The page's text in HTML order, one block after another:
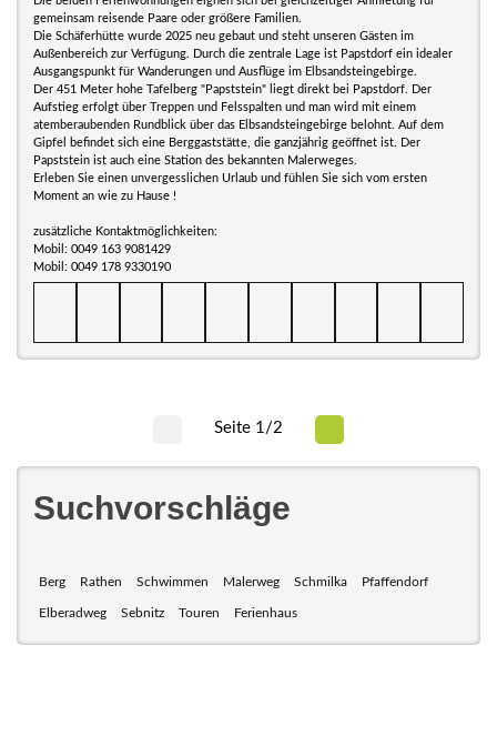
gemeinsam reisende Paare oder größere Familien.
Die Schäferhütte wurde 2025 neu gebaut und steht unseren Gästen im
Außenbereich zur Verfügung. Durch die zentrale Lage ist Papstdorf ein idealer
Ausgangspunkt für Wanderungen und Ausflüge im Elbsandsteingebirge.
Der 451 Meter hohe Tafelberg "Papststein" liegt direkt bei Papstdorf. Der
Aufstieg erfolgt über Treppen und Felsspalten und man wird mit einem
atemberaubenden Rundblick über das Elbsandsteingebirge belohnt. Auf dem
Gipfel befindet sich eine Berggaststätte, die ganzjährig geöffnet ist. Der
Papststein ist auch eine Station des bekannten Malerweges.
Erleben Sie einen unvergesslichen Urlaub und fühlen Sie sich vom ersten
Moment an wie zu Hause !
zusätzliche Kontaktmöglichkeiten:
Mobil: 0049 163 9081429
Mobil: 0049 178 9330190
Seite 1/2
Suchvorschläge
Berg Rathen Schwimmen Malerweg Schmilka Pfaffendorf
Elberadweg Sebnitz Touren Ferienhaus